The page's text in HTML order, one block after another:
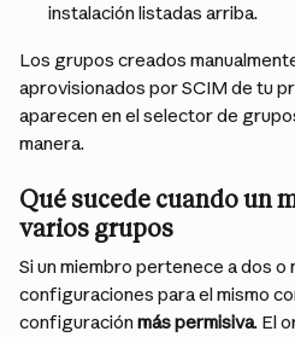
instalación listadas arriba.
Los grupos creados
aprovisionados por SCIM de tu
aparecen en el selector de
manera.
Qué sucede cuando un
varios grupos
Si un miembro pertenece a dos
configuraciones para el mismo
configuración más permisiva. El